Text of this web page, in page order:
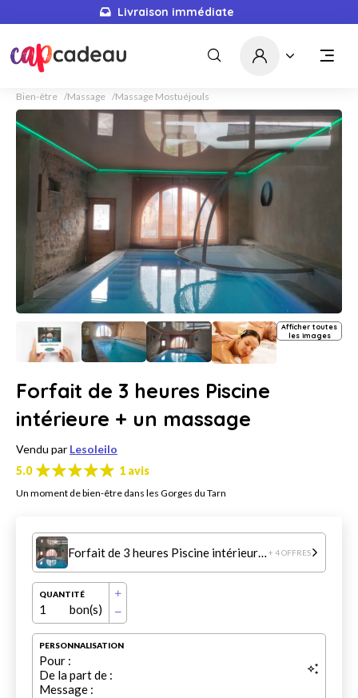
Livraison immédiate
Bien-être Massage Massage Mostuéjouls
Afficher toutes
les images
Forfait de 3 heures Piscine
intérieure + un massage
Vendu par Lesoleilo
5.0
1 avis
Un moment de bien-être dans les Gorges du Tarn
Forfait de 3 heures Piscine intérieure + un massage + 4 OFFRES
QUANTITÉ
1 bon(s)
PERSONNALISATION
Pour :
De la part de :
Message :